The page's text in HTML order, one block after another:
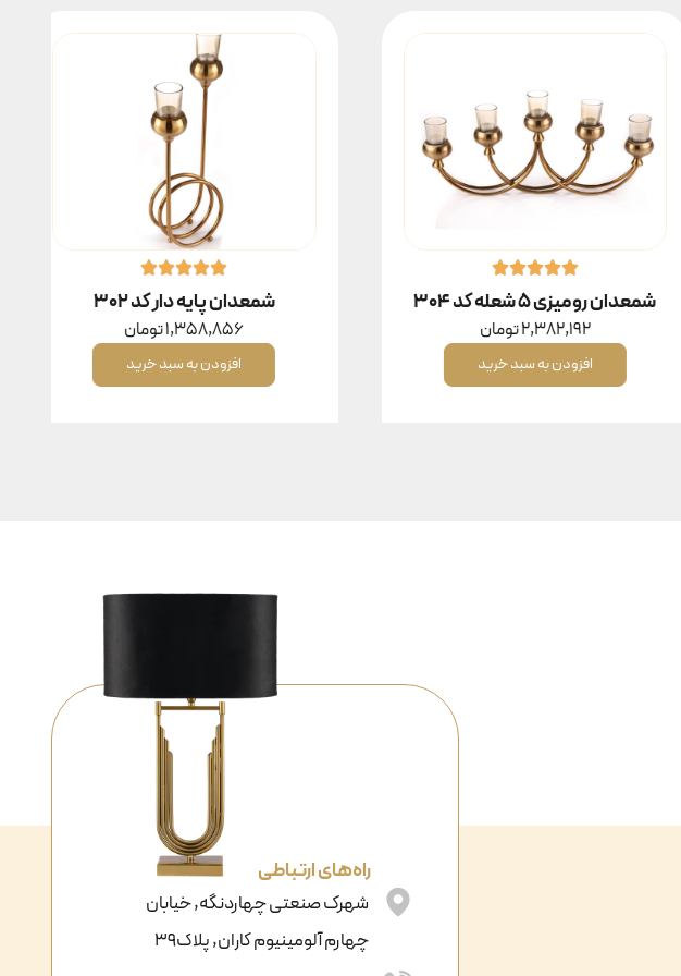
شمعدان رومیزی ۵ شعله کد ۳۰۴
2,382,192تومان
افزودن به سبد خرید
شمعدان پایه دار کد ۳۰۲
1,358,856تومان
افزودن به سبد خرید
راه‌های ارتباطی
شهرک صنعتی چهاردنگه, خیابان
چهارم آلومینیوم کاران, پلاک39